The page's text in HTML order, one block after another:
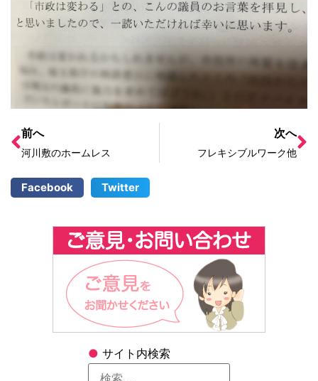
● サイト内検索
前へ
河川敷のホームレス
次へ
フレキシブルワーク他
Facebook Twitter